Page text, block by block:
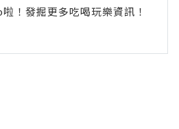
！發掘更多吃喝玩樂資訊！